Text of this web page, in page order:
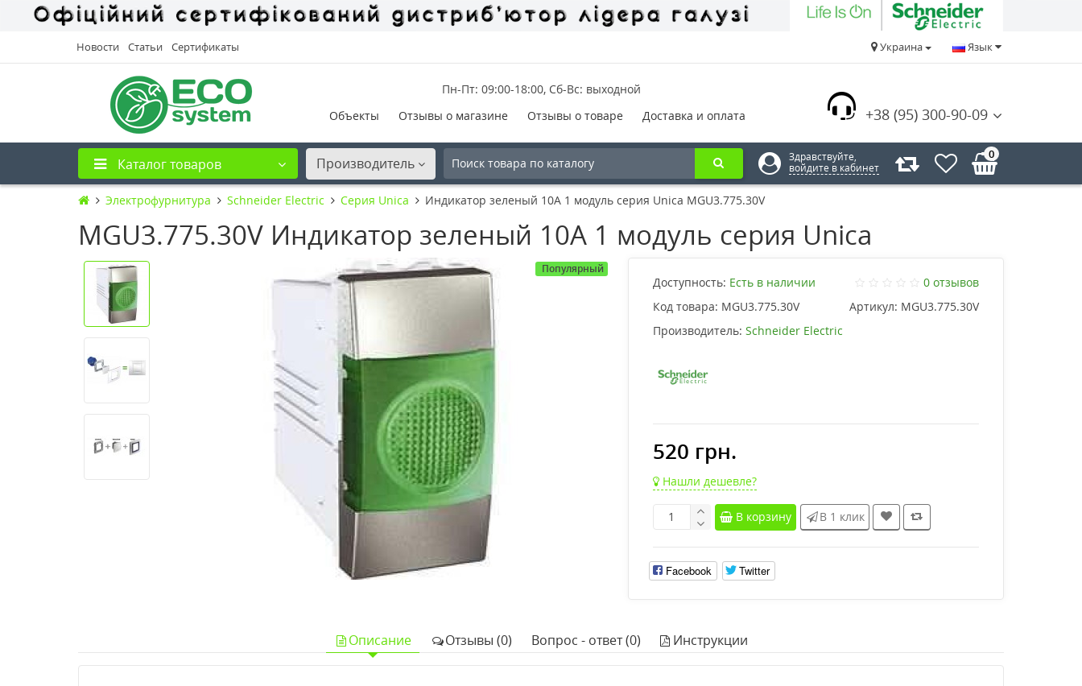
Новости Статьи Сертификаты Язык
Украина
+38 (95) 300-90-09
Пн-Пт: 09:00-18:00, Сб-Вс: выходной
Объекты
Отзывы о магазине Отзывы о товаре Доставка и оплата
Каталог товаров Производитель
Здравствуйте,
войдите в кабинет
0
Электрофурнитура Schneider Electric Серия Unica Индикатор зеленый 10А 1 модуль серия Unica MGU3.775.30V
MGU3.775.30V Индикатор зеленый 10А 1 модуль серия Unica
Популярный
Доступность: Есть в наличии
0 отзывов
Код товара: MGU3.775.30V Артикул: MGU3.775.30V
Производитель: Schneider Electric
520 грн.
Нашли дешевле?
В корзину В 1 клик
Facebook Twitter
Описание Отзывы (0) Вопрос - ответ (0) Инструкции